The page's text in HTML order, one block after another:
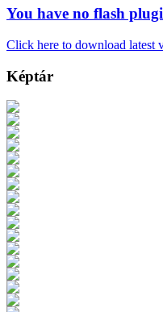
You have no flash
Click here to download latest
Képtár